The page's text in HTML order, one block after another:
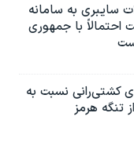
سایبری به سامانه
۱۲ ایالت احتمالاً با جمهوری
کشتی‌رانی نسبت به
تنگه هرمز